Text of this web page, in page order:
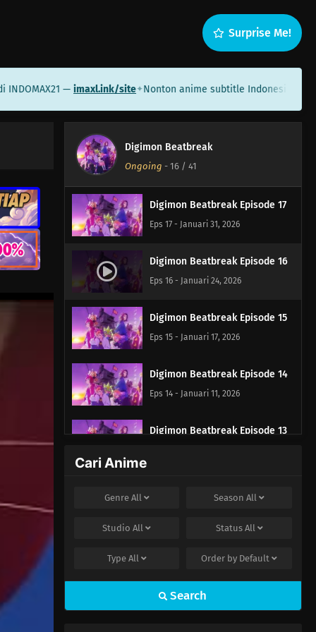
Surprise Me!
—imaxl.ink/site✦ Nonton anime subtitle Indonesia di
Digimon Beatbreak
Ongoing - 16/ 41
Digimon Beatbreak Episode 20
Eps 20 - Februari 22, 2026
Digimon Beatbreak Episode 19
Eps 19 - Februari 15, 2026
Digimon Beatbreak Episode 18
Eps 18 - Februari 8, 2026
Digimon Beatbreak Episode 17
Eps 17 - Januari 31, 2026
Digimon Beatbreak Episode 16
Eps 16 - Januari 24, 2026
Digimon Beatbreak Episode 15
Eps 15 - Januari 17, 2026
Digimon Beatbreak Episode 14
Eps 14 - Januari 11, 2026
Digimon Beatbreak Episode 13
Eps 11 - Desember 14, 2025
Digimon Beatbreak Episode 10
Cari Anime
Genre All SeasonAll
StudioAll Status All
Type All Order by Default
Search